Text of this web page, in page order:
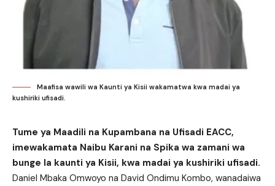
Maafisa wawili wa Kaunti ya Kisii wakamatwa kwa madai ya
kushiriki ufisadi.
Tume ya Maadili na Kupambana na Ufisadi EACC,
imewakamata Naibu Karani na Spika wa zamani wa
bunge la kaunti ya Kisii, kwa madai ya kushiriki ufisadi.
Daniel Mbaka Omwoyo na David Ondimu Kombo, wanadaiwa